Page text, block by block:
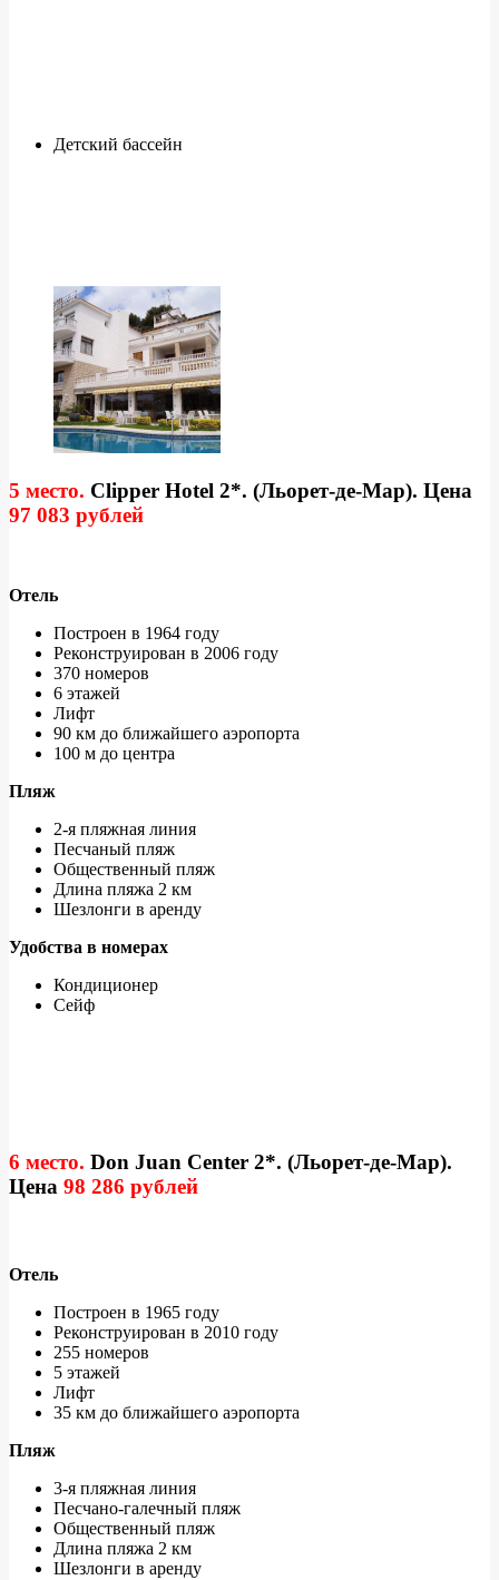
Детский бассейн
5 место. Clipper Hotel 2*. (Льорет-де-Мар). Цена
97 083 рублей
Отель
Построен в 1964 году
Реконструирован в 2006 году
370 номеров
6 этажей
Лифт
90 км до ближайшего аэропорта
100 м до центра
Пляж
2-я пляжная линия
Песчаный пляж
Общественный пляж
Длина пляжа 2 км
Шезлонги в аренду
Удобства в номерах
Кондиционер
Сейф
6 место. Don Juan Center 2*. (Льорет-де-Мар).
Цена 98 286 рублей
Отель
Построен в 1965 году
Реконструирован в 2010 году
255 номеров
5 этажей
Лифт
35 км до ближайшего аэропорта
Пляж
3-я пляжная линия
Песчано-галечный пляж
Общественный пляж
Длина пляжа 2 км
Шезлонги в аренду